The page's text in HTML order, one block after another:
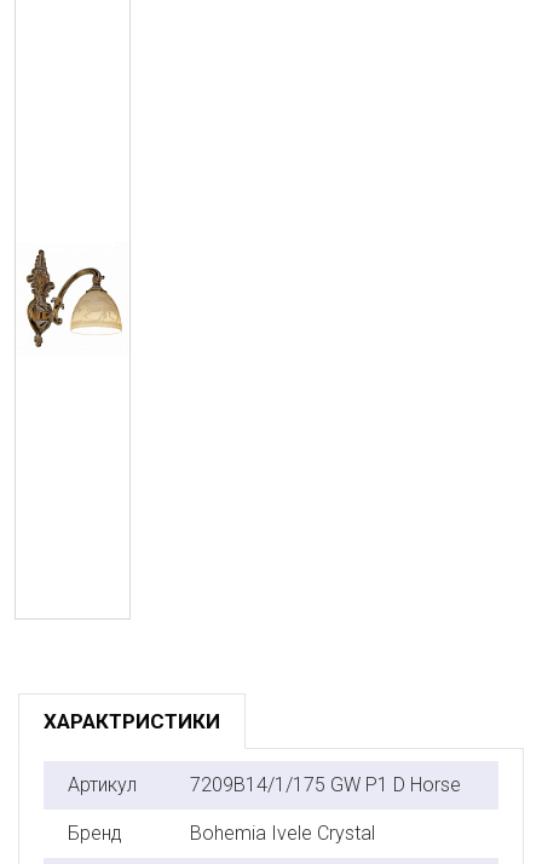
ХАРАКТРИСТИКИ
Артикул 7209B14/1/175 GW P1 D Horse
Бренд Bohemia Ivele Crystal